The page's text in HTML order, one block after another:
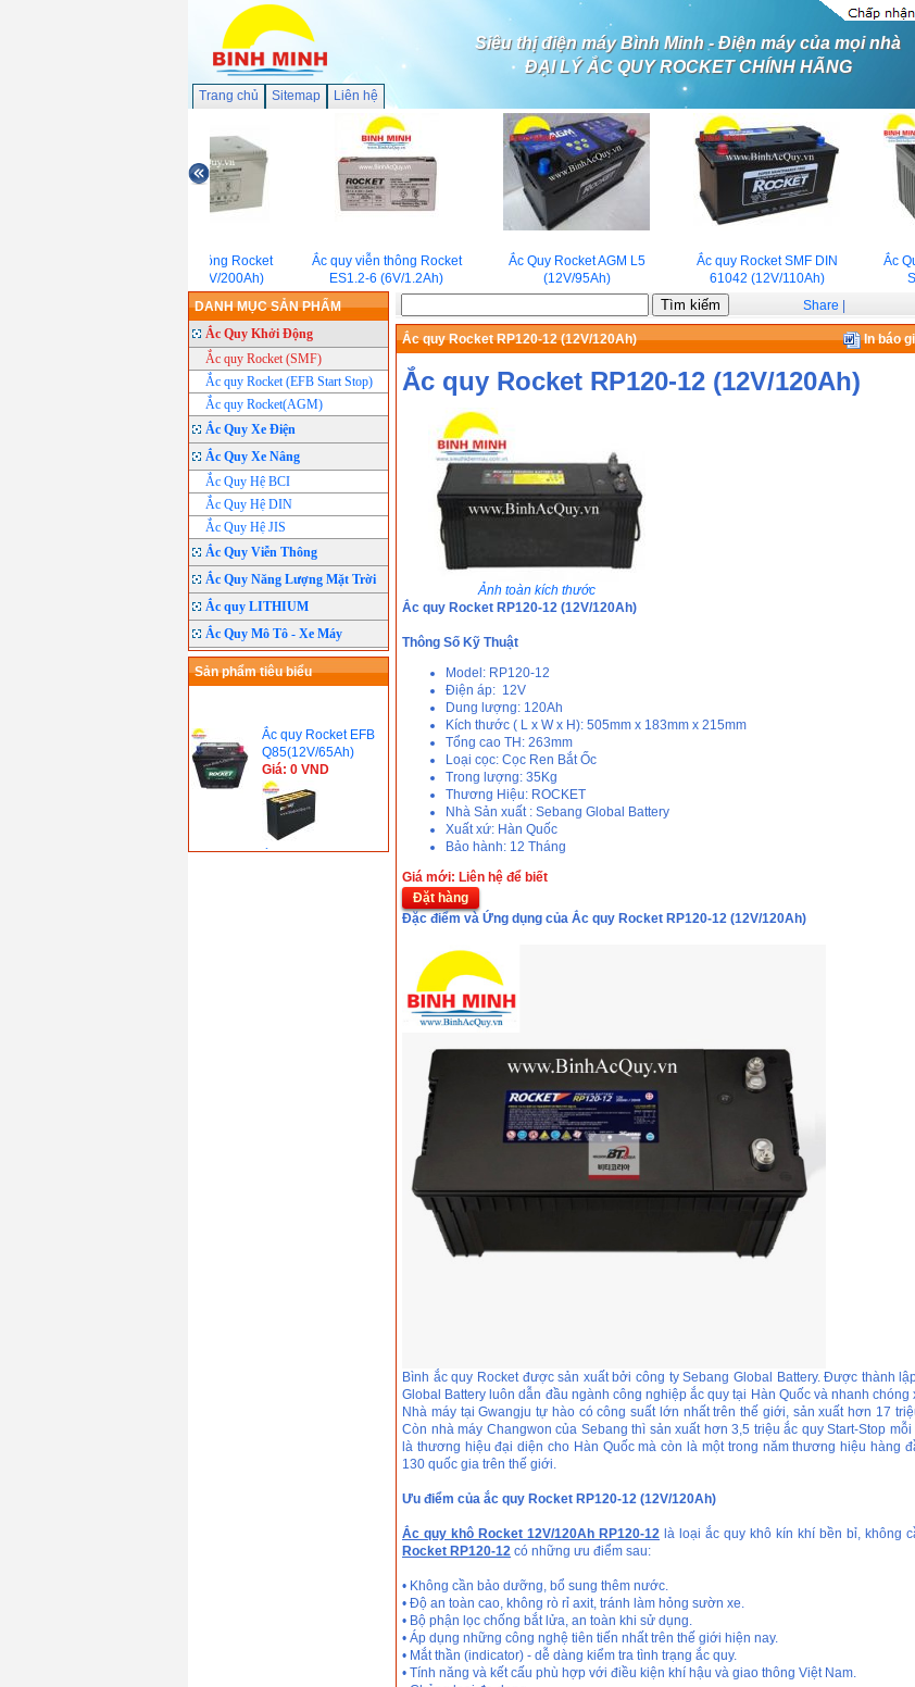
Siêu thị điện máy Bình Minh - Điện máy của mọi nhà
ĐẠI LÝ ẮC QUY ROCKET CHÍNH HÃNG
Trang chủ Sitemap Liên hệ
Ắc quy Viễn thông Rocket
ES200-12(12V/200Ah)
Ắc quy viễn thông Rocket
ES1.2-6 (6V/1.2Ah)
Ắc Quy Rocket AGM L5
(12V/95Ah)
Ắc quy Rocket SMF DIN
61042 (12V/110Ah)
Ắc
DANH MỤC SẢN PHẨM
Ắc Quy Khởi Động
Ắc quy Rocket (SMF)
Ắc quy Rocket (EFB Start Stop)
Ắc quy Rocket(AGM)
Ắc Quy Xe Điện
Ắc Quy Xe Nâng
Ắc Quy Hệ BCI
Ắc Quy Hệ DIN
Ắc Quy Hệ JIS
Ắc Quy Viễn Thông
Ắc Quy Năng Lượng Mặt Trời
Ắc quy LITHIUM
Ắc Quy Mô Tô - Xe Máy
Sản phẩm tiêu biểu
Q85(12V/65Ah)
Giá: 0 VND
Ắc quy Xe nâng
Share
Ắc quy Rocket RP120-12 (12V/120Ah) In báo
Ắc quy Rocket RP120-12 (12V/120Ah)
Ảnh toàn kích thước
Ắc quy Rocket RP120-12 (12V/120Ah)
Thông Số Kỹ Thuật
Model: RP120-12
Điện áp: 12V
Dung lượng: 120Ah
Kích thước ( L x W x H): 505mm x 183mm x 215mm
Tổng cao TH: 263mm
Loại cọc: Cọc Ren Bắt Ốc
Trong lượng: 35Kg
Thương Hiệu: ROCKET
Nhà Sản xuất : Sebang Global Battery
Xuất xứ: Hàn Quốc
Bảo hành: 12 Tháng
Giá mới: Liên hệ để biết
Đặt hàng
Đặc điểm và Ứng dụng của Ắc quy Rocket RP120-12 (12V/120Ah)
Bình ắc quy Rocket được sản xuất bởi công ty Sebang Global Battery. Được thành
Global Battery luôn dẫn đầu ngành công nghiệp ắc quy tại Hàn Quốc và nhanh chóng
Nhà máy tại Gwangju tự hào có công suất lớn nhất trên thế giới, sản xuất hơn 17
Còn nhà máy Changwon của Sebang thì sản xuất hơn 3,5 triệu ắc quy Start-Stop
là thương hiệu đại diện cho Hàn Quốc mà còn là một trong năm thương hiệu hàng
130 quốc gia trên thế giới.
Ưu điểm của ắc quy Rocket RP120-12 (12V/120Ah)
Ắc quy khô Rocket 12V/120Ah RP120-12 là loại ắc quy khô kín khí bền bỉ, không
Rocket RP120-12 có những ưu điểm sau:
• Không cần bảo dưỡng, bổ sung thêm nước.
• Độ an toàn cao, không rò rỉ axit, tránh làm hỏng sườn xe.
• Bộ phận lọc chống bắt lửa, an toàn khi sử dụng.
• Áp dụng những công nghệ tiên tiến nhất trên thế giới hiện nay.
• Mắt thần (indicator) - dễ dàng kiểm tra tình trạng ắc quy.
• Tính năng và kết cấu phù hợp với điều kiện khí hậu và giao thông Việt Nam.